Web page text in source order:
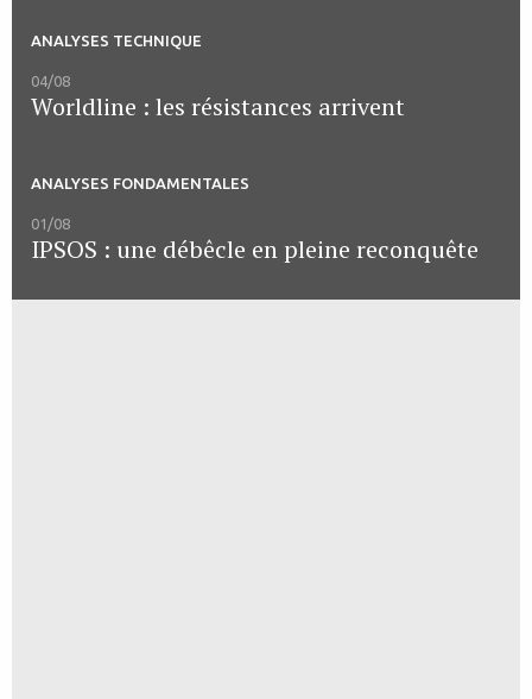
ANALYSES TECHNIQUE
04/08
Worldline : les résistances arrivent
ANALYSES FONDAMENTALES
01/08
IPSOS : une débêcle en pleine reconquête